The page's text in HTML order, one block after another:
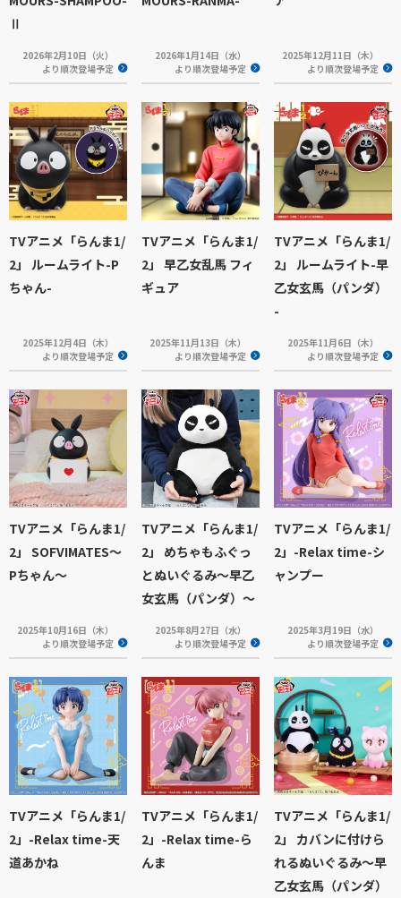
Ⅱ
2026年2月10日（火）
より順次登場予定
2026年1月14日（水）
より順次登場予定
2025年12月11日（木）
より順次登場予定
TVアニメ「らんま1/
2」 ルームライト-P
ちゃん-
2025年12月4日（木）
より順次登場予定
TVアニメ「らんま1/
2」 早乙女乱馬 フィ
ギュア
2025年11月13日（木）
より順次登場予定
TVアニメ「らんま1/
2」 ルームライト-早
乙女玄馬（パンダ）
-
2025年11月6日（木）
より順次登場予定
TVアニメ「らんま1/
2」 SOFVIMATES～
Pちゃん～
2025年10月16日（木）
より順次登場予定
TVアニメ「らんま1/
2」 めちゃもふぐっ
とぬいぐるみ～早乙
女玄馬（パンダ）～
2025年8月27日（水）
より順次登場予定
TVアニメ「らんま1/
2」-Relax time-シ
ャンプー
2025年3月19日（水）
より順次登場予定
TVアニメ「らんま1/
2」-Relax time-天
道あかね
TVアニメ「らんま1/
2」-Relax time-ら
んま
TVアニメ「らんま1/
2」 カバンに付けら
れるぬいぐるみ～早
乙女玄馬（パンダ）